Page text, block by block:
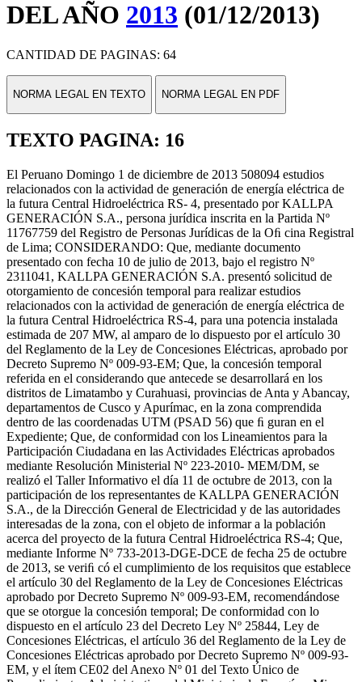
DEL AÑO 2013 (01/12/2013)
CANTIDAD DE PAGINAS: 64
NORMA LEGAL EN TEXTO NORMA LEGAL EN PDF
TEXTO PAGINA: 16
El Peruano Domingo 1 de diciembre de 2013 508094 estudios
relacionados con la actividad de generación de energía eléctrica de
la futura Central Hidroeléctrica RS- 4, presentado por KALLPA
GENERACIÓN S.A., persona jurídica inscrita en la Partida Nº
11767759 del Registro de Personas Jurídicas de la Oﬁ cina Registral
de Lima; CONSIDERANDO: Que, mediante documento
presentado con fecha 10 de julio de 2013, bajo el registro Nº
2311041, KALLPA GENERACIÓN S.A. presentó solicitud de
otorgamiento de concesión temporal para realizar estudios
relacionados con la actividad de generación de energía eléctrica de
la futura Central Hidroeléctrica RS-4, para una potencia instalada
estimada de 207 MW, al amparo de lo dispuesto por el artículo 30
del Reglamento de la Ley de Concesiones Eléctricas, aprobado por
Decreto Supremo Nº 009-93-EM; Que, la concesión temporal
referida en el considerando que antecede se desarrollará en los
distritos de Limatambo y Curahuasi, provincias de Anta y Abancay,
departamentos de Cusco y Apurímac, en la zona comprendida
dentro de las coordenadas UTM (PSAD 56) que ﬁ guran en el
Expediente; Que, de conformidad con los Lineamientos para la
Participación Ciudadana en las Actividades Eléctricas aprobados
mediante Resolución Ministerial Nº 223-2010- MEM/DM, se
realizó el Taller Informativo el día 11 de octubre de 2013, con la
participación de los representantes de KALLPA GENERACIÓN
S.A., de la Dirección General de Electricidad y de las autoridades
interesadas de la zona, con el objeto de informar a la población
acerca del proyecto de la futura Central Hidroeléctrica RS-4; Que,
mediante Informe Nº 733-2013-DGE-DCE de fecha 25 de octubre
de 2013, se veriﬁ có el cumplimiento de los requisitos que establece
el artículo 30 del Reglamento de la Ley de Concesiones Eléctricas
aprobado por Decreto Supremo Nº 009-93-EM, recomendándose
que se otorgue la concesión temporal; De conformidad con lo
dispuesto en el artículo 23 del Decreto Ley Nº 25844, Ley de
Concesiones Eléctricas, el artículo 36 del Reglamento de la Ley de
Concesiones Eléctricas aprobado por Decreto Supremo Nº 009-93-
EM, y el ítem CE02 del Anexo Nº 01 del Texto Único de